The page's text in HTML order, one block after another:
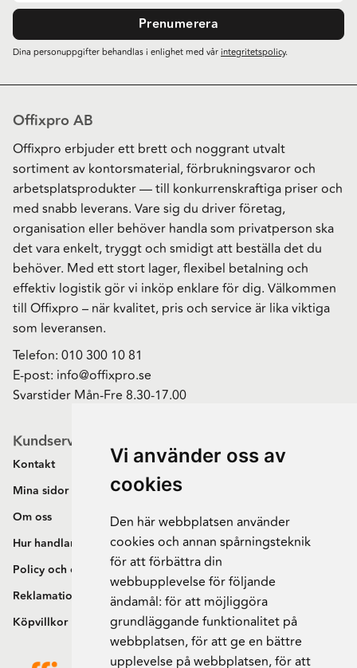
Vi använder oss av
cookies
Den här webbplatsen använder
cookies och annan spårningsteknik
för att förbättra din
webbupplevelse för följande
ändamål: för att möjliggöra
grundläggande funktionalitet på
webbplatsen,för att ge en bättre
upplevelse på webbplatsen,för att
Prenumerera
Dina personuppgifter behandlas i enlighet med vårintegritetspolicy.
Offixpro AB
Offixpro erbjuder ett brett och noggrant utvalt
sortiment av kontorsmaterial, förbrukningsvaror och
arbetsplatsprodukter — till konkurrenskraftiga priser och
med snabb leverans. Vare sig du driver företag,
organisation eller behöver handla som privatperson ska
det vara enkelt, tryggt och smidigt att beställa det du
behöver. Med ett stort lager, flexibel betalning och
effektiv logistik gör vi inköp enklare för dig. Välkommen
till Offixpro – när kvalitet, pris och service är lika viktiga
som leveransen.
Telefon: 010 300 10 81
E-post: info@offixpro.se
Svarstider Mån-Fre 8.30-17.00
Kundservice
Kontakt
Mina sidor
Om oss
Hur handlar jag?
Policy och cookies
Reklamation och retur
Köpvillkor